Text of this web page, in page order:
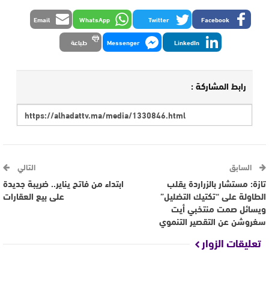
Facebook
Twitter
WhatsApp
Email
LinkedIn
Messenger طباعة
رابط المشاركة :
السابق
تازة: مستشار بالزراردة يقلب
الطاولة على “تكتيك التضليل”
ويسائل صمت منتخبي أيت
سغروشن عن التقصير التنموي
التالي
ابتداء من فاتح يناير.. ضريبة جديدة
على بيع العقارات
تعليقات الزوار